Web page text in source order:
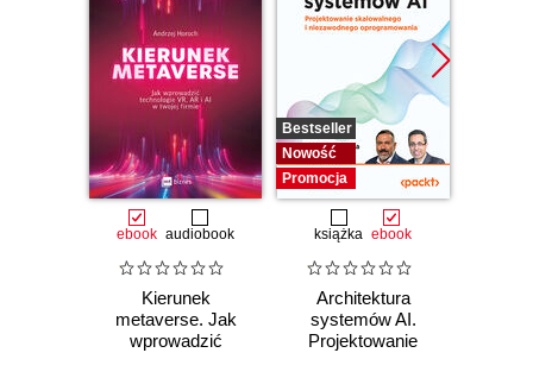
ebook audiobook
Kierunek
metaverse. Jak
wprowadzić
Bestseller
Nowość
Promocja
książka ebook
Architektura
systemów AI.
Projektowanie